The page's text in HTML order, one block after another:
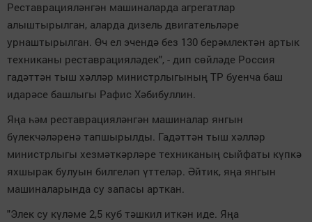
Реставрацияләнгән машиналарда агрегатлар
алыштырылган, аларда дизель двигательләре
урнаштырылган. Өч ел эчендә без 130 берәмлектән артык
техниканы реставрацияләдек", - дип сөйләде Россия
гадәттән тыш хәлләр министрлыгының ТР буенча баш
идарәсе башлыгы Рафис Хәбибуллин.
Яңа һәм реставрацияләнгән машиналар янгын
бүлекчәләренә тапшырылды. Гадәттән тыш хәлләр
министрлыгы хезмәткәрләре техниканың сыйфаты күпкә
яхшырак булуын билгеләп үттеләр. Әйтик, яңа янгын
машиналарында су запасы арткан.
"Элек су күләме 2,5 куб тәшкил иткән иде. Яңа